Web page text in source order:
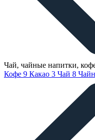
Чай, чайные напитки,
Кофе 9 Какао 3 Чай 8